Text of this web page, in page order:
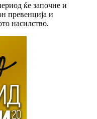
ќе започне и
превенција и
насилство.